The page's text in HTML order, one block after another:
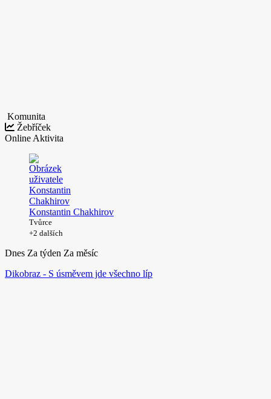
Komunita
Žebříček
Online Aktivita
Konstantin Chakhirov
Tvůrce
+2 dalších
Dnes Za týden Za měsíc
Dikobraz - S úsměvem jde všechno líp